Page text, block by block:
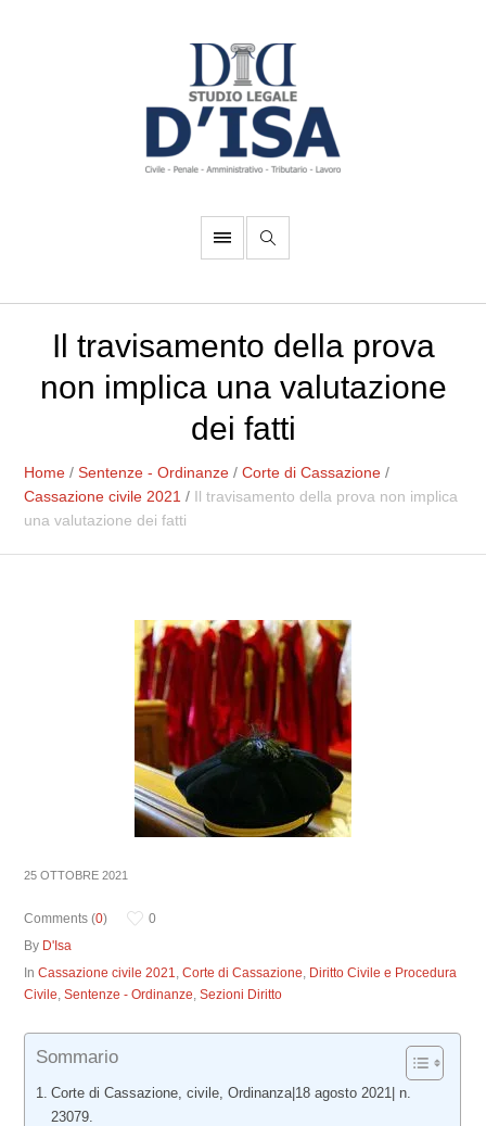
Il travisamento della prova
non implica una valutazione
dei fatti
Home /Sentenze - Ordinanze /Corte di Cassazione /
Cassazione civile 2021 / Il travisamento della prova non implica
una valutazione dei fatti
25 OTTOBRE 2021
Comments (0)
0
By D'Isa
InCassazione civile 2021,Corte di Cassazione, Diritto Civile e Procedura
Civile,Sentenze - Ordinanze,Sezioni Diritto
Sommario
Corte di Cassazione, civile, Ordinanza|18 agosto 2021| n.
23079.